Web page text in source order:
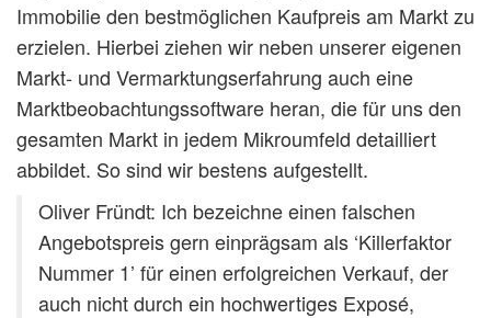
Immobilie den bestmöglichen Kaufpreis am Markt zu
erzielen. Hierbei ziehen wir neben unserer eigenen
Markt- und Vermarktungserfahrung auch eine
Marktbeobachtungssoftware heran, die für uns den
gesamten Markt in jedem Mikroumfeld detailliert
abbildet. So sind wir bestens aufgestellt.
Oliver Fründt: Ich bezeichne einen falschen
Angebotspreis gern einprägsam als ‘Killerfaktor
Nummer 1’ für einen erfolgreichen Verkauf, der
auch nicht durch ein hochwertiges Exposé,